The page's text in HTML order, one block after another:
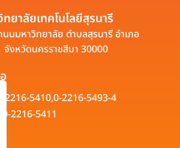
ยาลัยเทคโนโลยีสุรนารี
นมหาวิทยาลัย ตำบลสุรนารี อำเภอ
จังหวัดนครราชสีมา 30000
0-2216-5410,0-2216-5493-4
0-2216-5411